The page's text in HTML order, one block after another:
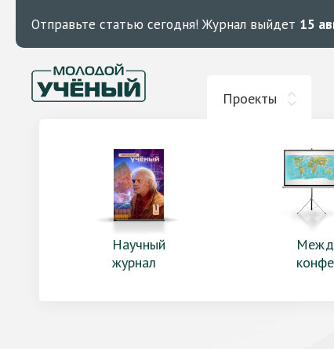
Отправьте статью сегодня! Журнал выйдет 15
Проекты
Научный
журнал